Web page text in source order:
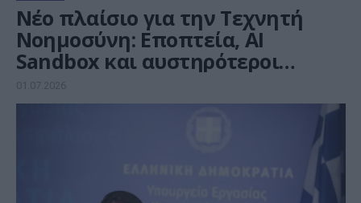
Νέο πλαίσιο για την Τεχνητή
Νοημοσύνη: Εποπτεία, AI
Sandbox και αυστηρότεροι
κανόνες για την αγορά
01.07.2026